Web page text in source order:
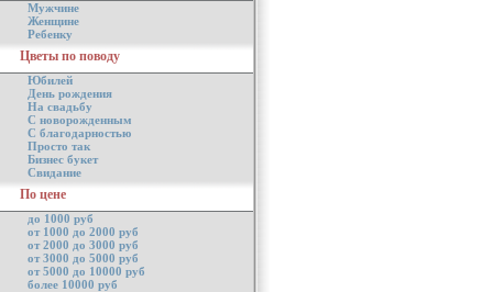
Мужчине
Женщине
Ребенку
Цветы по поводу
Юбилей
День рождения
На свадьбу
С новорожденным
С благодарностью
Просто так
Бизнес букет
Свидание
По цене
до 1000 руб
от 1000 до 2000 руб
от 2000 до 3000 руб
от 3000 до 5000 руб
от 5000 до 10000 руб
более 10000 руб